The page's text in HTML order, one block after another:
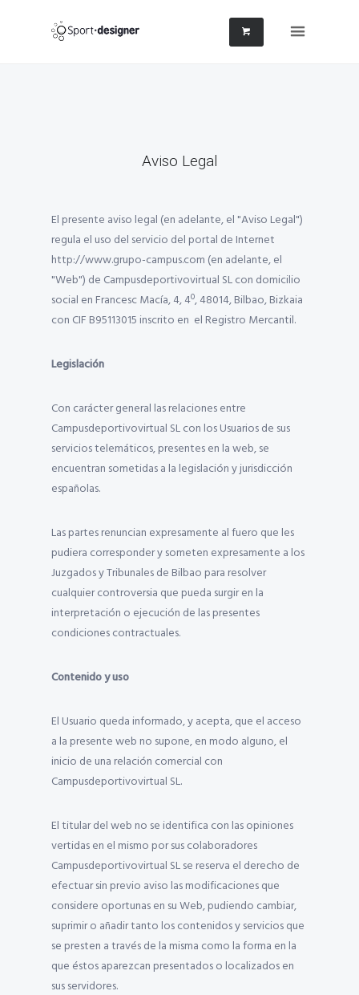
Aviso Legal
El presente aviso legal (en adelante, el "Aviso Legal")
regula el uso del servicio del portal de Internet
http://www.grupo-campus.com (en adelante, el
"Web") de Campusdeportivovirtual SL con domicilio
social en Francesc Macía, 4, 4º, 48014, Bilbao, Bizkaia
con CIF B95113015 inscrito en el Registro Mercantil.
Legislación
Con carácter general las relaciones entre
Campusdeportivovirtual SL con los Usuarios de sus
servicios telemáticos, presentes en la web, se
encuentran sometidas a la legislación y jurisdicción
españolas.
Las partes renuncian expresamente al fuero que les
pudiera corresponder y someten expresamente a los
Juzgados y Tribunales de Bilbao para resolver
cualquier controversia que pueda surgir en la
interpretación o ejecución de las presentes
condiciones contractuales.
Contenido y uso
El Usuario queda informado, y acepta, que el acceso
a la presente web no supone, en modo alguno, el
inicio de una relación comercial con
Campusdeportivovirtual SL.
El titular del web no se identifica con las opiniones
vertidas en el mismo por sus colaboradores
Campusdeportivovirtual SL se reserva el derecho de
efectuar sin previo aviso las modificaciones que
considere oportunas en su Web, pudiendo cambiar,
suprimir o añadir tanto los contenidos y servicios que
se presten a través de la misma como la forma en la
que éstos aparezcan presentados o localizados en
sus servidores.